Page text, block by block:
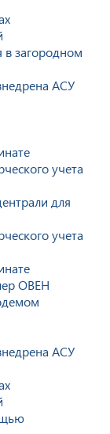
в загородном
АСУ
учета
для
учета
ОВЕН
АСУ